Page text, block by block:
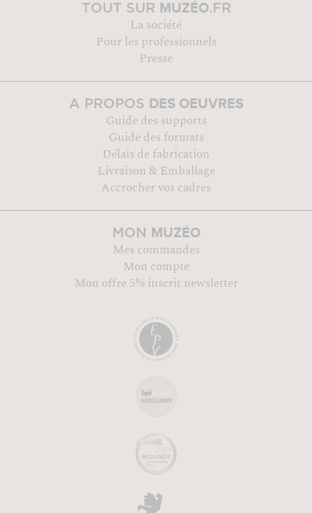
TOUT SUR MUZÉO.FR
La société
Pour les professionnels
Presse
A PROPOS DES OEUVRES
Guide des supports
Guide des formats
Délais de fabrication
Livraison & Emballage
Accrocher vos cadres
MON MUZÉO
Mes commandes
Mon compte
Mon offre 5% inscrit newsletter